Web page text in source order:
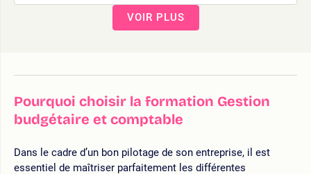
VOIR PLUS
Pourquoi choisir la formation Gestion
budgétaire et comptable
Dans le cadre d’un bon pilotage de son entreprise, il est
essentiel de maîtriser parfaitement les différentes